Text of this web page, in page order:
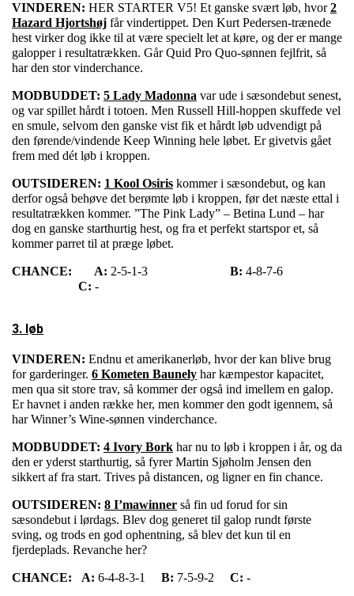
VINDEREN: HER STARTER V5! Et ganske svært løb, hvor2
Hazard Hjortshøj får vindertippet. Den Kurt Pedersen-trænede
hest virker dog ikke til at være specielt let at køre, og der er mange
galopper i resultatrækken. Går Quid Pro Quo-sønnen fejlfrit, så
har den stor vinderchance.
MODBUDDET: 5 Lady Madonna var ude i sæsondebut senest,
og var spillet hårdt i totoen. Men Russell Hill-hoppen skuffede vel
en smule, selvom den ganske vist fik et hårdt løb udvendigt på
den førende/vindende Keep Winning hele løbet. Er givetvis gået
frem med dét løb i kroppen.
OUTSIDEREN: 1 Kool Osiris kommer i sæsondebut, og kan
derfor også behøve det berømte løb i kroppen, før det næste ettal i
resultatrækken kommer. ”The Pink Lady” – Betina Lund – har
dog en ganske starthurtig hest, og fra et perfekt startspor et, så
kommer parret til at præge løbet.
CHANCE: A: 2-5-1-3 B: 4-8-7-6
C: -
3. løb
VINDEREN: Endnu et amerikanerløb, hvor der kan blive brug
for garderinger. 6 Kometen Baunely har kæmpestor kapacitet,
men qua sit store trav, så kommer der også ind imellem en galop.
Er havnet i anden række her, men kommer den godt igennem, så
har Winner’s Wine-sønnen vinderchance.
MODBUDDET: 4 Ivory Bork har nu to løb i kroppen i år, og da
den er yderst starthurtig, så fyrer Martin Sjøholm Jensen den
sikkert af fra start. Trives på distancen, og ligner en fin chance.
OUTSIDEREN: 8 I’mawinner så fin ud forud for sin
sæsondebut i lørdags. Blev dog generet til galop rundt første
sving, og trods en god ophentning, så blev det kun til en
fjerdeplads. Revanche her?
CHANCE: A: 6-4-8-3-1 B: 7-5-9-2 C: -